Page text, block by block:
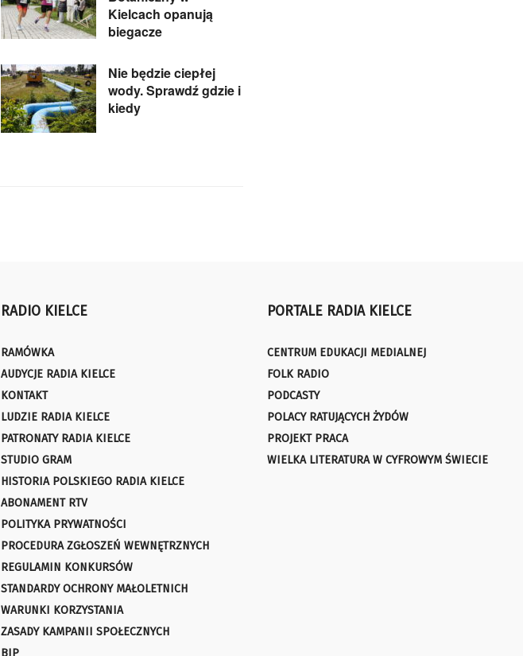
Kielcach opanują
biegacze
Nie będzie ciepłej
wody. Sprawdź gdzie i
kiedy
RADIO KIELCE
RAMÓWKA
AUDYCJE RADIA KIELCE
KONTAKT
LUDZIE RADIA KIELCE
PATRONATY RADIA KIELCE
STUDIO GRAM
HISTORIA POLSKIEGO RADIA KIELCE
ABONAMENT RTV
POLITYKA PRYWATNOŚCI
PROCEDURA ZGŁOSZEŃ WEWNĘTRZNYCH
REGULAMIN KONKURSÓW
STANDARDY OCHRONY MAŁOLETNICH
WARUNKI KORZYSTANIA
ZASADY KAMPANII SPOŁECZNYCH
PORTALE RADIA KIELCE
CENTRUM EDUKACJI MEDIALNEJ
FOLK RADIO
PODCASTY
POLACY RATUJĄCYCH ŻYDÓW
PROJEKT PRACA
WIELKA LITERATURA W CYFROWYM ŚWIECIE